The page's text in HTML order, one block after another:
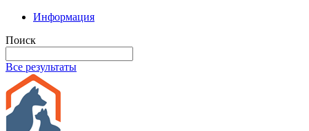
Информация
Поиск
Все результаты